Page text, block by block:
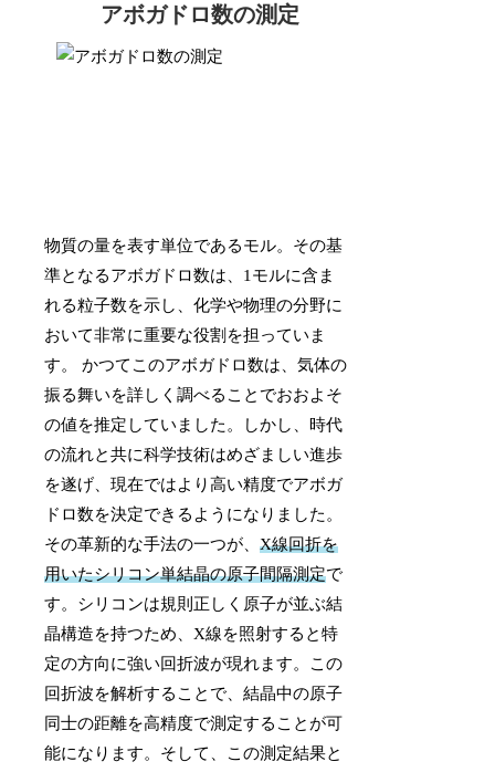
アボガドロ数の測定
物質の量を表す単位であるモル。その基
準となるアボガドロ数は、1モルに含ま
れる粒子数を示し、化学や物理の分野に
おいて非常に重要な役割を担っていま
す。 かつてこのアボガドロ数は、気体の
振る舞いを詳しく調べることでおおよそ
の値を推定していました。しかし、時代
の流れと共に科学技術はめざましい進歩
を遂げ、現在ではより高い精度でアボガ
ドロ数を決定できるようになりました。
その革新的な手法の一つが、X線回折を
用いたシリコン単結晶の原子間隔測定で
す。シリコンは規則正しく原子が並ぶ結
晶構造を持つため、X線を照射すると特
定の方向に強い回折波が現れます。この
回折波を解析することで、結晶中の原子
同士の距離を高精度で測定することが可
能になります。そして、この測定結果と